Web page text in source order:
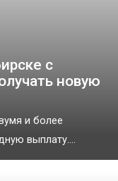
с
новую
и более
выплату....